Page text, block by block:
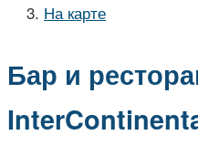
На карте
Бар и